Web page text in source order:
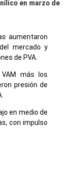
en marzo de
aumentaron
mercado y
de PVA.
más los
presión de
en medio de
con impulso